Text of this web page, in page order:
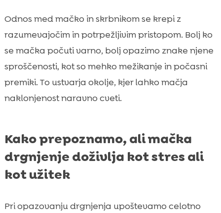
Odnos med mačko in skrbnikom se krepi z
razumevajočim in potrpežljivim pristopom. Bolj ko
se mačka počuti varno, bolj opazimo znake njene
sproščenosti, kot so mehko mežikanje in počasni
premiki. To ustvarja okolje, kjer lahko mačja
naklonjenost naravno cveti.
Kako prepoznamo, ali mačka
drgnjenje doživlja kot stres ali
kot užitek
Pri opazovanju drgnjenja upoštevamo celotno